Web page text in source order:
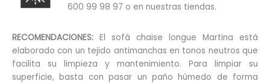
600 99 98 97 o en nuestras tiendas.
RECOMENDACIONES: El sofá chaise longue Martina está
elaborado con un tejido antimanchas en tonos neutros que
facilita su limpieza y mantenimiento. Para limpiar su
superficie, basta con pasar un paño húmedo de forma